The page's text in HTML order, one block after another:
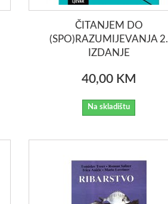
ČITANJEM DO
(SPO)RAZUMIJEVANJA 2.
IZDANJE
40,00 KM
Na skladištu